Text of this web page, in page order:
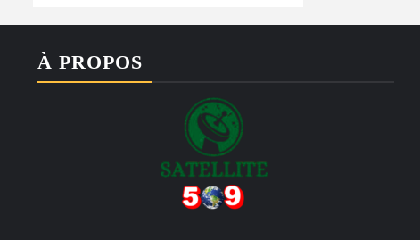
À PROPOS